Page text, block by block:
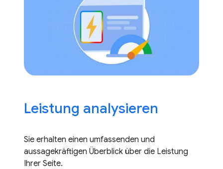
Leistung analysieren
Sie erhalten einen umfassenden und
aussagekräftigen Überblick über die Leistung
Ihrer Seite.